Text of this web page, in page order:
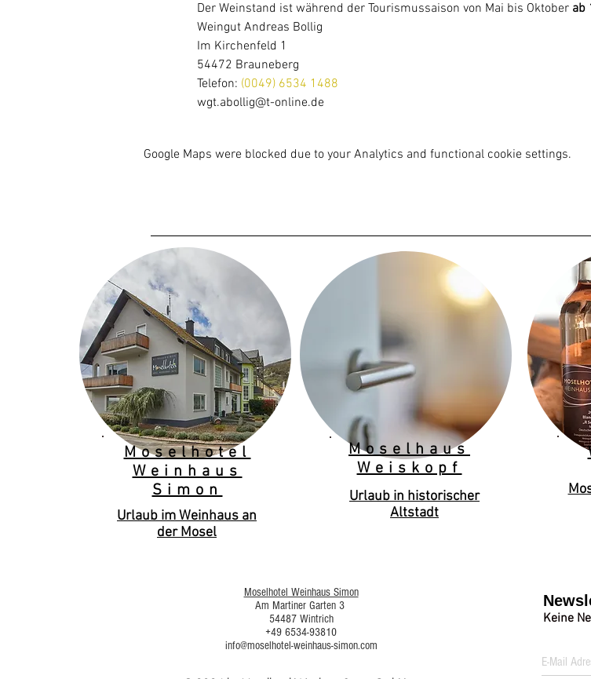
Der Weinstand ist während der Tourismussaison von Mai bis Oktober ab
Weingut Andreas Bollig
Im Kirchenfeld 1
54472 Brauneberg
Telefon: (0049) 6534 1488
wgt.abollig@t-online.de
Google Maps were blocked due to your Analytics and functional cookie settings.
Moselhotel
Weinhaus
Simon
Urlaub im Weinhaus an
der Mosel
Moselhaus
Weiskopf
Urlaub in historischer
Altstadt
Moselhotel Weinhaus Simon
Am Martiner Garten 3
54487 Wintrich
+49 6534-93810
info@moselhotel-weinhaus-simon.com
Keine